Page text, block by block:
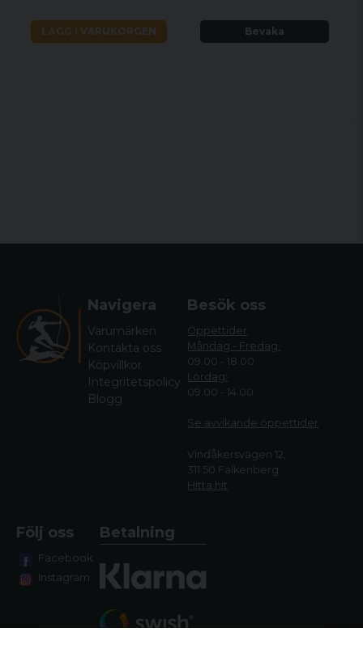
LÄGG I VARUKORGEN Bevaka
Navigera
Varumärken
Kontakta oss
Köpvillkor
Integritetspolicy
Blogg
Besök oss
Öppettider
Måndag - Fredag:
09.00 - 18.00
Lördag:
09.00 - 14.00
Se avvikande öppettider
Vindåkersvägen 12,
311 50 Falkenberg
Hitta hit
Följ oss
Facebook
Instagram
Betalning